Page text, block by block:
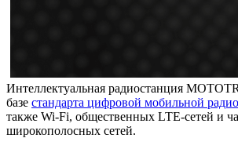
Интеллектуальная радиостанция
базе стандарта цифровой мобильной
также Wi-Fi, общественных LTE-сетей и
широкополосных сетей.